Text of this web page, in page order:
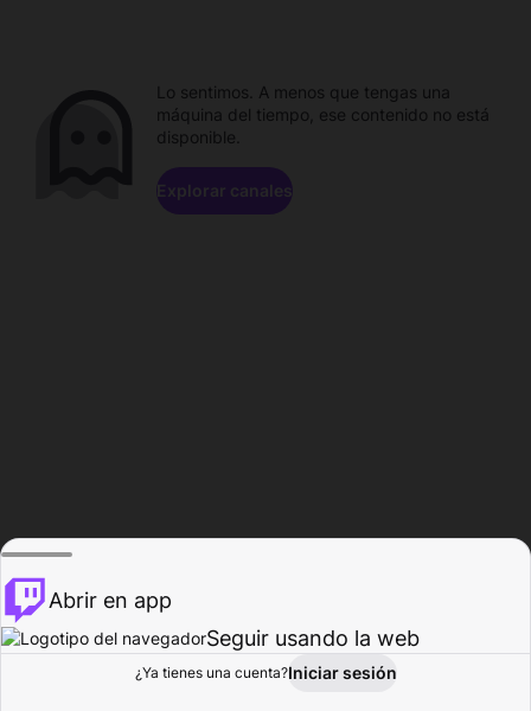
Explorar Actividad
Lo sentimos. A menos que tengas una
máquina del tiempo, ese contenido no está
disponible.
Explorar canales
Abrir en app
Seguir usando la web
¿Ya tienes una cuenta?Iniciar sesión